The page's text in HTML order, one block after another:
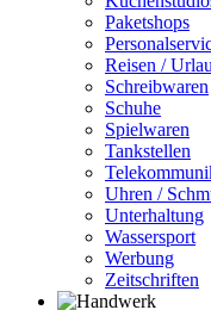
Paketshops
Reisen /
Schreibwaren
Schuhe
Spielwaren
Tankstellen
Uhren /
Unterhaltung
Wassersport
Werbung
Zeitschriften